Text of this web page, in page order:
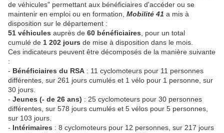
de véhicules" permettant aux bénéficiaires d'accéder ou se
maintenir en emploi ou en formation, Mobilité 41 a mis à
disposition sur le département :
51 véhicules auprès de 60 bénéficiaires , pour un total
cumulé de 1 202 jours de mise à disposition dans le mois.
Ces indicateurs peuvent être décomposés de la manière suivante
:
- Bénéficiaires du RSA : 11 cyclomoteurs pour 11 personnes
différentes, sur 261 jours cumulés et 1 vélo pour 1 personne, sur
30 jours.
- Jeunes (- de 26 ans) : 25 cyclomoteurs pour 30 personnes
différentes, sur 578 jours cumulés et 5 vélos pour 5 personnes,
sur 103 jours.
- Intérimaires : 8 cyclomoteurs pour 12 personnes, sur 217 jours